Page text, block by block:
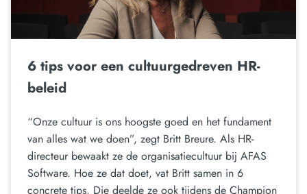
6 tips voor een cultuurgedreven HR-
beleid
“Onze cultuur is ons hoogste goed en het fundament
van alles wat we doen”, zegt Britt Breure. Als HR-
directeur bewaakt ze de organisatiecultuur bij AFAS
Software. Hoe ze dat doet, vat Britt samen in 6
concrete tips. Die deelde ze ook tijdens de Champion